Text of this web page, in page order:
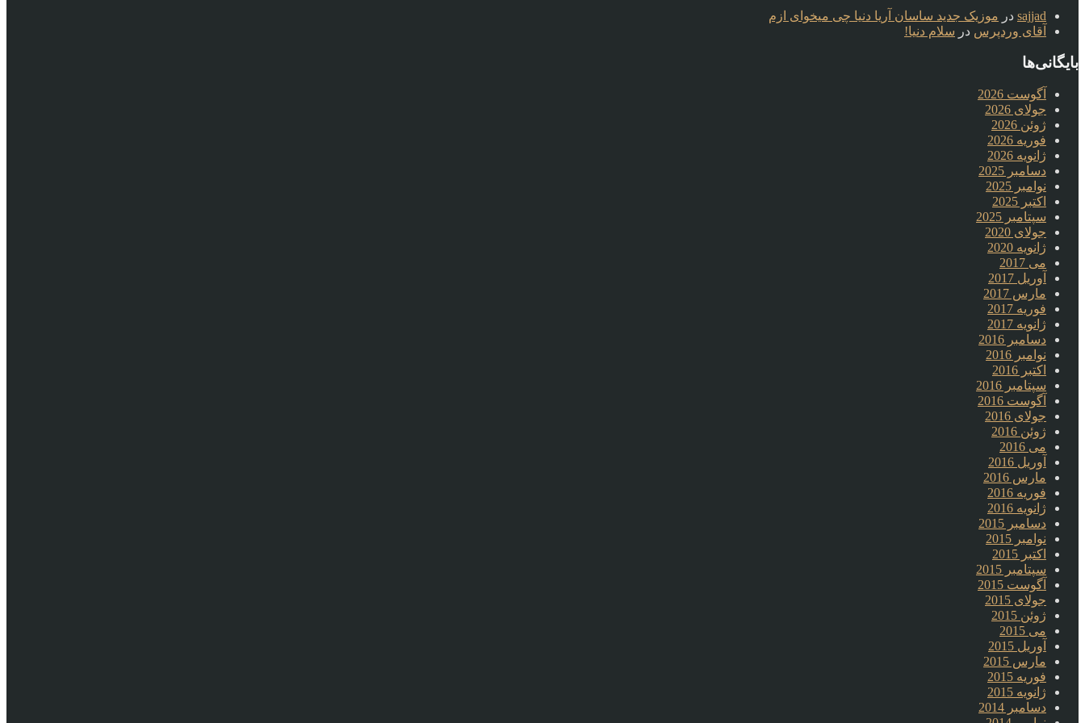
sajjad در موزیک جدید ساسان آریا دنیا چی میخوای ازم
آقای وردپرس در سلام دنیا!
بایگانی‌ها
آگوست 2026
جولای 2026
ژوئن 2026
فوریه 2026
ژانویه 2026
دسامبر 2025
نوامبر 2025
اکتبر 2025
سپتامبر 2025
جولای 2020
ژانویه 2020
می 2017
آوریل 2017
مارس 2017
فوریه 2017
ژانویه 2017
دسامبر 2016
نوامبر 2016
اکتبر 2016
سپتامبر 2016
آگوست 2016
جولای 2016
ژوئن 2016
می 2016
آوریل 2016
مارس 2016
فوریه 2016
ژانویه 2016
دسامبر 2015
نوامبر 2015
اکتبر 2015
سپتامبر 2015
آگوست 2015
جولای 2015
ژوئن 2015
می 2015
آوریل 2015
مارس 2015
فوریه 2015
ژانویه 2015
دسامبر 2014